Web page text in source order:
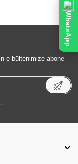
e-bültenimize abone
WhatsApp